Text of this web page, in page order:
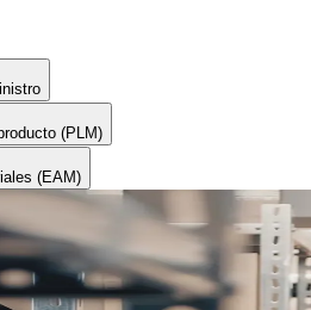
(PLM)
(EAM)